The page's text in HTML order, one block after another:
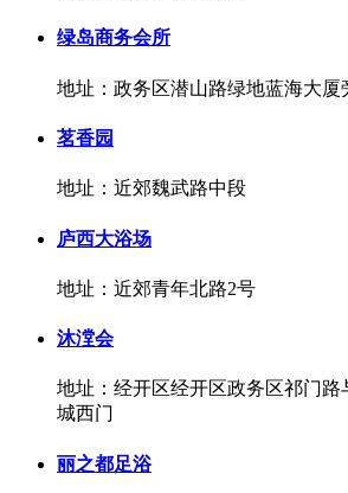
绿岛商务会所
地址：政务区潜山路绿地蓝海大厦
茗香园
地址：近郊魏武路中段
庐西大浴场
地址：近郊青年北路2号
沐漟会
地址：经开区经开区政务区祁门路
城西门
丽之都足浴